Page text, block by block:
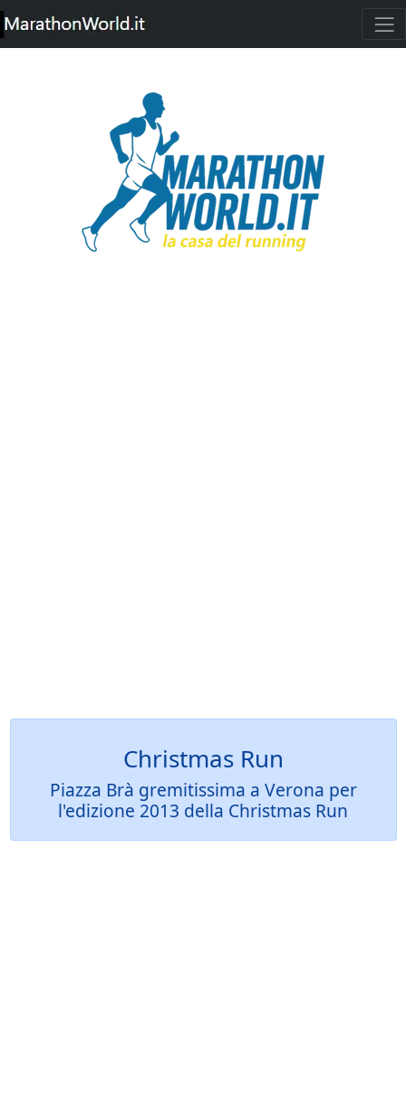
Christmas Run
Piazza Brà gremitissima a Verona per
l'edizione 2013 della Christmas Run